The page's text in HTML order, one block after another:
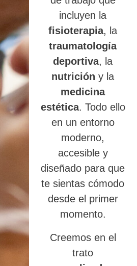
incluyen la
fisioterapia, la
traumatología
deportiva, la
nutrición y la
medicina
estética. Todo ello
en un entorno
moderno,
accesible y
diseñado para que
te sientas cómodo
desde el primer
momento.
Creemos en el
trato